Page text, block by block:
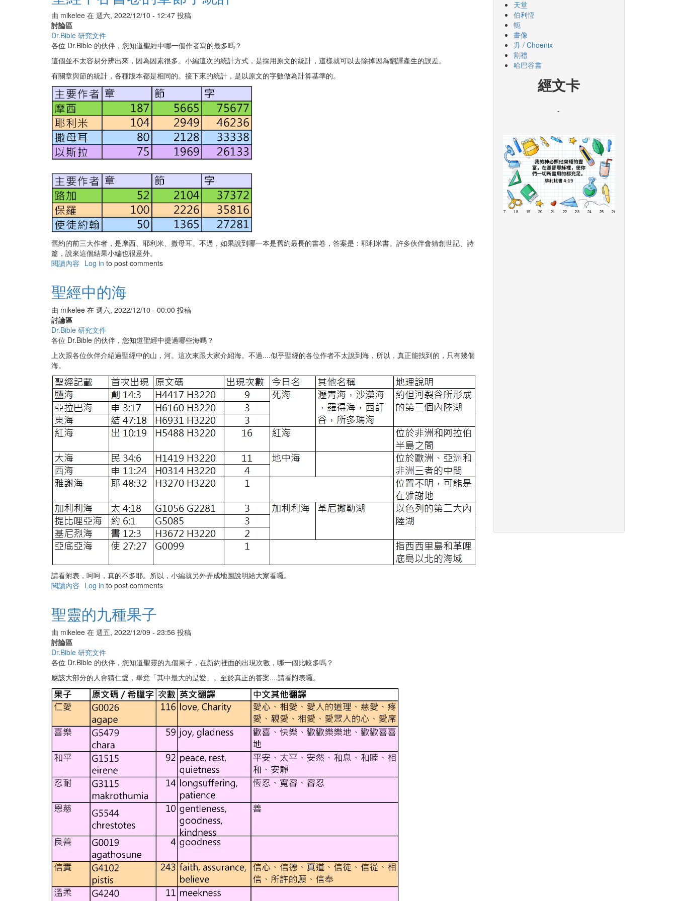
意
與
不
同
法
由 mikelee 在 週六, 2022/12/10 - 12:47 投稿
討論區
Dr.Bible 研究文件
各位 Dr.Bible 的伙伴，您知道聖經中哪一個作者寫的最多嗎？
這個並不太容易分辨出來，因為因素很多。小編這次的統計方式，是採用原文的統計，這樣就可以去除掉因為翻譯產生的誤差。
有關章與節的統計，各種版本都是相同的。接下來的統計，是以原文的字數做為計算基準的。
舊約的前三大作者，是摩西、耶利米、撒母耳。不過，如果說到哪一本是舊約最長的書卷，答案是：耶利米書。許多伙伴會猜創世記、詩
篇，說來這個結果小編也很意外。
閱讀內容 有
經
各
卷
的
章
字
統
Log in to post comments
聖經中的海
由 mikelee 在 週六, 2022/12/10 - 00:00 投稿
討論區
Dr.Bible 研究文件
各位 Dr.Bible 的伙伴，您知道聖經中提過哪些海嗎？
上次跟各位伙伴介紹過聖經中的山，河。這次來跟大家介紹海。不過....似乎聖經的各位作者不太說到海，所以，真正能找到的，只有幾個
海。
請看附表，呵呵，真的不多耶。所以，小編就另外弄成地圖說明給大家看囉。
閱讀內容 有
聖
經
的
Log in to post comments
聖靈的九種果子
由 mikelee 在 週五, 2022/12/09 - 23:56 投稿
討論區
Dr.Bible 研究文件
各位 Dr.Bible 的伙伴，您知道聖靈的九個果子，在新約裡面的出現次數，哪一個比較多嗎？
應該大部分的人會猜仁愛，畢竟「其中最大的是愛」。至於真正的答案....請看附表囉。
天堂
伯利恆
軛
畫像
升 / Choenix
割禮
哈巴谷書
經文卡
-
17 18 19 20 21 22 23 24 25 26